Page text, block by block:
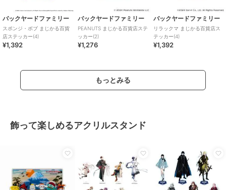
バックヤードファミリー
スポンジ・ボブ まじかる百貨
店ステッカー(4)
¥1,392
バックヤードファミリー
PEANUTS まじかる百貨店ステ
ッカー(2)
¥1,276
バックヤードファミリー
リラックマ まじかる百貨店ス
テッカー(4)
¥1,392
もっとみる
飾って楽しめるアクリルスタンド